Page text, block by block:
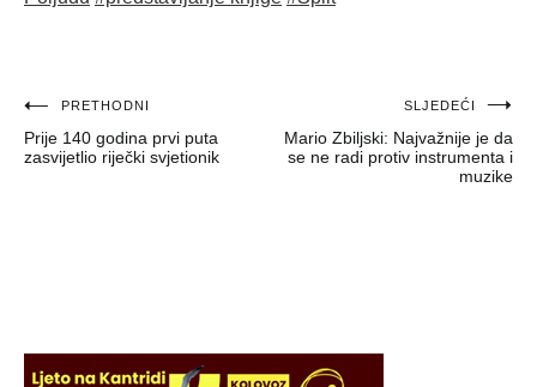
Navigacija
objava
PRETHODNI
Prije 140 godina prvi puta
zasvijetlio riječki svjetionik
SLJEDEĆI
Mario Zbiljski: Najvažnije je da
se ne radi protiv instrumenta i
muzike